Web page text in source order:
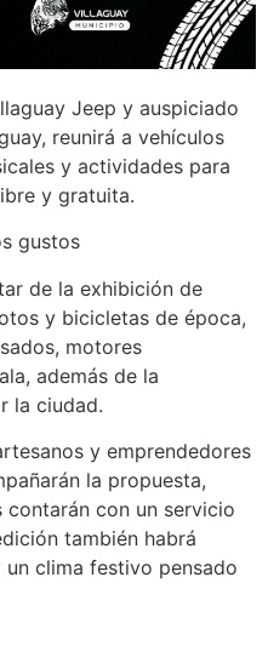
Jeep y auspiciado
reunirá a vehículos
y actividades para
y gratuita.
gustos
de la exhibición de
y bicicletas de época,
motores
además de la
la ciudad.
y emprendedores
la propuesta,
con un servicio
también habrá
clima festivo pensado